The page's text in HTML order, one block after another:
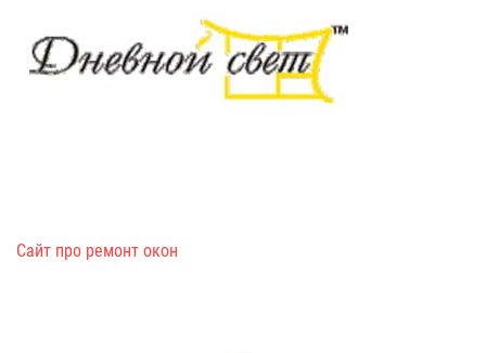
Сайт про ремонт окон